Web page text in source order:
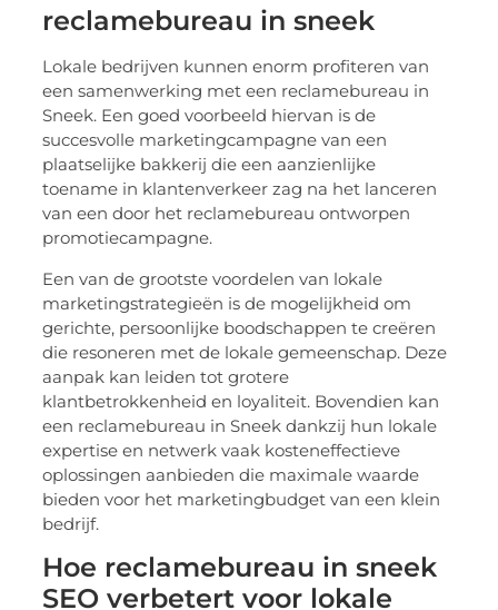
reclamebureau in sneek
Lokale bedrijven kunnen enorm profiteren van
een samenwerking met een reclamebureau in
Sneek. Een goed voorbeeld hiervan is de
succesvolle marketingcampagne van een
plaatselijke bakkerij die een aanzienlijke
toename in klantenverkeer zag na het lanceren
van een door het reclamebureau ontworpen
promotiecampagne.
Een van de grootste voordelen van lokale
marketingstrategieën is de mogelijkheid om
gerichte, persoonlijke boodschappen te creëren
die resoneren met de lokale gemeenschap. Deze
aanpak kan leiden tot grotere
klantbetrokkenheid en loyaliteit. Bovendien kan
een reclamebureau in Sneek dankzij hun lokale
expertise en netwerk vaak kosteneffectieve
oplossingen aanbieden die maximale waarde
bieden voor het marketingbudget van een klein
bedrijf.
Hoe reclamebureau in sneek
SEO verbetert voor lokale